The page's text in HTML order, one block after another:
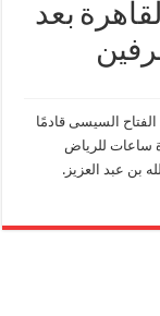
بعد
السيسى قادمًا
ساعات للرياض
بن عبد العزيز.